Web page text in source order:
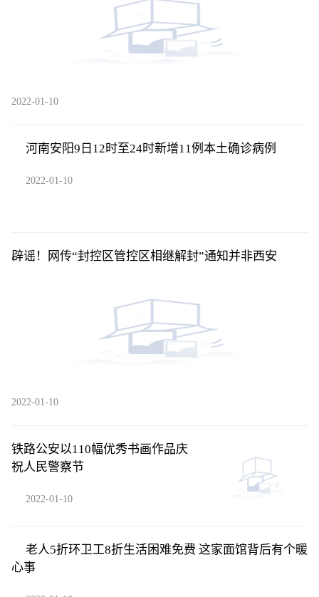
2022-01-10
河南安阳9日12时至24时新增11例本土确诊病例
2022-01-10
辟谣！网传“封控区管控区相继解封”通知并非西安
2022-01-10
铁路公安以110幅优秀书画作品庆
祝人民警察节
2022-01-10
老人5折环卫工8折生活困难免费 这家面馆背后有个暖
心事